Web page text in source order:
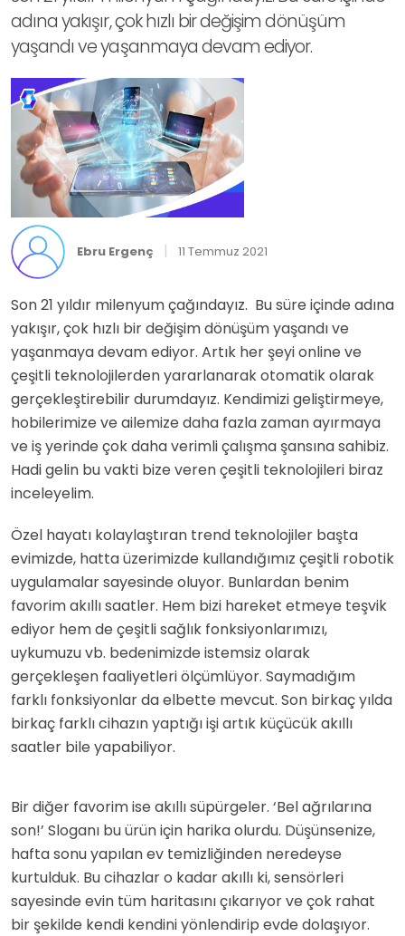
adına yakışır, çok hızlı bir değişim dönüşüm
yaşandı ve yaşanmaya devam ediyor.
Ebru Ergenç | 11 Temmuz 2021
Son 21 yıldır milenyum çağındayız. Bu süre içinde adına
yakışır, çok hızlı bir değişim dönüşüm yaşandı ve
yaşanmaya devam ediyor. Artık her şeyi online ve
çeşitli teknolojilerden yararlanarak otomatik olarak
gerçekleştirebilir durumdayız. Kendimizi geliştirmeye,
hobilerimize ve ailemize daha fazla zaman ayırmaya
ve iş yerinde çok daha verimli çalışma şansına sahibiz.
Hadi gelin bu vakti bize veren çeşitli teknolojileri biraz
inceleyelim.
Özel hayatı kolaylaştıran trend teknolojiler başta
evimizde, hatta üzerimizde kullandığımız çeşitli robotik
uygulamalar sayesinde oluyor. Bunlardan benim
favorim akıllı saatler. Hem bizi hareket etmeye teşvik
ediyor hem de çeşitli sağlık fonksiyonlarımızı,
uykumuzu vb. bedenimizde istemsiz olarak
gerçekleşen faaliyetleri ölçümlüyor. Saymadığım
farklı fonksiyonlar da elbette mevcut. Son birkaç yılda
birkaç farklı cihazın yaptığı işi artık küçücük akıllı
saatler bile yapabiliyor.
Bir diğer favorim ise akıllı süpürgeler. ‘Bel ağrılarına
son!’ Sloganı bu ürün için harika olurdu. Düşünsenize,
hafta sonu yapılan ev temizliğinden neredeyse
kurtulduk. Bu cihazlar o kadar akıllı ki, sensörleri
sayesinde evin tüm haritasını çıkarıyor ve çok rahat
bir şekilde kendi kendini yönlendirip evde dolaşıyor.